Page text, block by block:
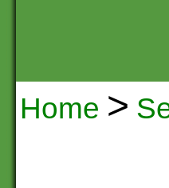
Home >